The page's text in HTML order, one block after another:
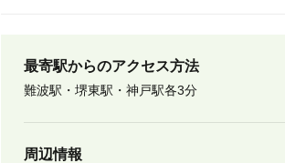
最寄駅からのアクセス方法
難波駅・堺東駅・神戸駅各3分
周辺情報